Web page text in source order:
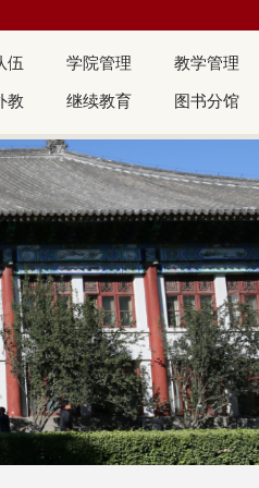
伍 学院管理 教学管理
教 继续教育 图书分馆